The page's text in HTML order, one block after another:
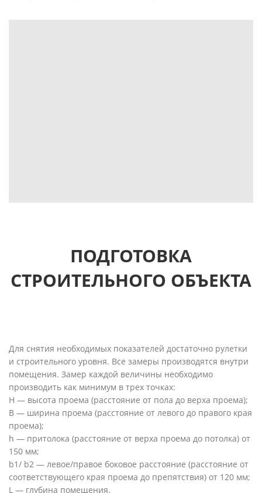
ПОДГОТОВКА
СТРОИТЕЛЬНОГО ОБЪЕКТА
Для снятия необходимых показателей достаточно рулетки
и строительного уровня. Все замеры производятся внутри
помещения. Замер каждой величины необходимо
производить как минимум в трех точках:
H — высота проема (расстояние от пола до верха проема);
B — ширина проема (расстояние от левого до правого края
проема);
h — притолока (расстояние от верха проема до потолка) от
150 мм;
b1/ b2 — левое/правое боковое расстояние (расстояние от
соответствующего края проема до препятствия) от 120 мм;
L — глубина помещения.